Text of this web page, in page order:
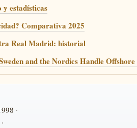
estadísticas
Comparativa 2025
Real Madrid: historial
and the Nordics Handle Offshore
·